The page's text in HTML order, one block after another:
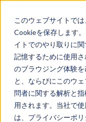
このウェブサイトで
Cookieを保存します
イトでのやり取りに
記憶するために使用
のブラウジング体験
と、ならびにこのウ
問者に関する解析と
用されます。当社で
は、プライバシーポリ
翻訳・機械翻訳・ポ